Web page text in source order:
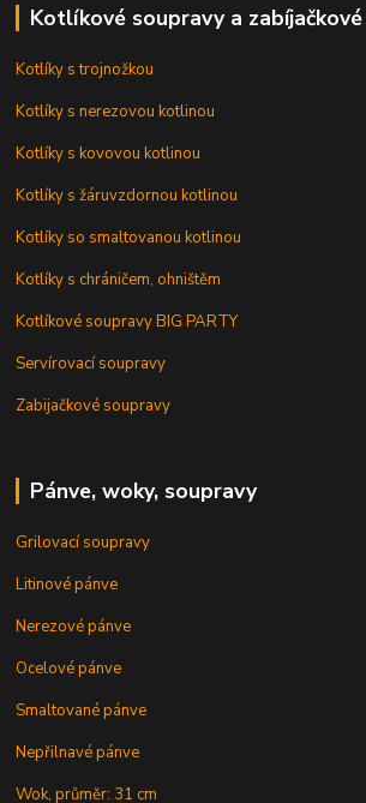
Kotlíkové soupravy a
Kotlíky s trojnožkou
Kotlíky s nerezovou kotlinou
Kotlíky s kovovou kotlinou
Kotlíky s žáruvzdornou kotlinou
Kotlíky so smaltovanou kotlinou
Kotlíky s chráničem, ohništěm
Kotlíkové soupravy BIG PARTY
Servírovací soupravy
Zabijačkové soupravy
Pánve, woky, soupravy
Grilovací soupravy
Litinové pánve
Nerezové pánve
Ocelové pánve
Smaltované pánve
Nepřilnavé pánve
Wok, průměr: 31 cm